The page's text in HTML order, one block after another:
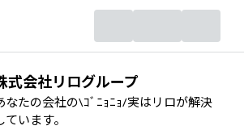
式会社リログループ
なたの会社の\ｺﾞﾆｮﾆｮ/実はリロが解決
ています。